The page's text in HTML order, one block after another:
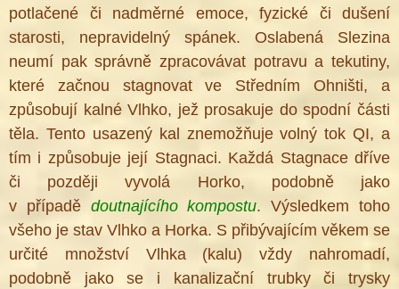
potlačené či nadměrné emoce, fyzické či dušení
starosti, nepravidelný spánek. Oslabená Slezina
neumí pak správně zpracovávat potravu a tekutiny,
které začnou stagnovat ve Středním Ohništi, a
způsobují kalné Vlhko, jež prosakuje do spodní části
těla. Tento usazený kal znemožňuje volný tok QI, a
tím i způsobuje její Stagnaci. Každá Stagnace dříve
či později vyvolá Horko, podobně jako
v případě doutnajícího kompostu. Výsledkem toho
všeho je stav Vlhko a Horka. S přibývajícím věkem se
určité množství Vlhka (kalu) vždy nahromadí,
podobně jako se i kanalizační trubky či trysky